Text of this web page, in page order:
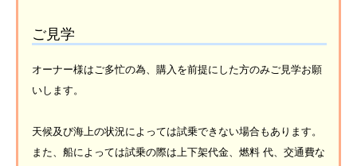
ご見学
オーナー様はご多忙の為、購入を前提にした方のみご見学お願
いします。
天候及び海上の状況によっては試乗できない場合もあります。
また、船によっては試乗の際は上下架代金、燃料 代、交通費な